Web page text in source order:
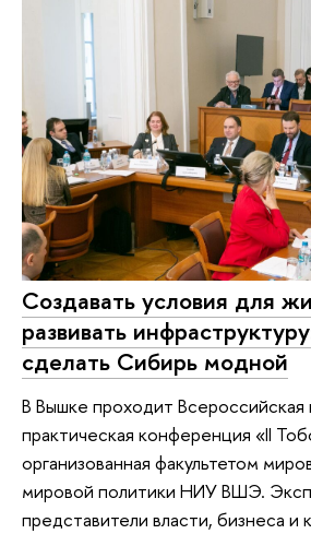
Создавать условия для
развивать
сделать Сибирь модной
В Вышке проходит Всероссийская
практическая конференция «II
организованная факультетом
мировой политики НИУ ВШЭ.
представители власти, бизнеса и